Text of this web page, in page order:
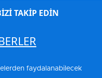
TAKİP EDİN
faydalanabilecek